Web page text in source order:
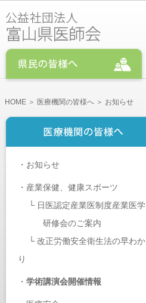
HOME ＞ 医療機関の皆様へ ＞ お知らせ
・ お知らせ
・ 産業保健、健康スポーツ
└ 日医認定産業医制度産業医学
研修会のご案内
└ 改正労働安全衛生法の早わか
り
・ 学術講演会開催情報